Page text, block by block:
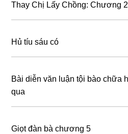
Thay Chị Lấy Chồng: Chương
Hủ tíu sáu có
Bài diễn văn luận tội bào chữa
qua
Giọt đàn bà chương 5